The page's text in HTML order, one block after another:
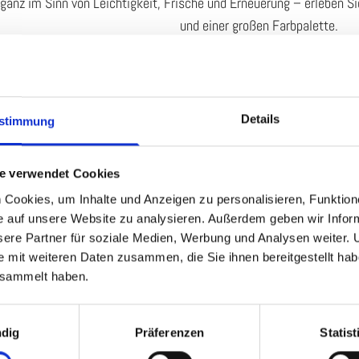
Details
verwendet Cookies
Cookies, um Inhalte und Anzeigen zu personalisieren,
auf unsere Website zu analysieren. Außerdem geben wir
Partner für soziale Medien, Werbung und Analysen weiter.
mit weiteren Daten zusammen, die Sie ihnen bereitgestellt
haben.
Präferenzen
und einer großen Farbpalette.
besonderes Lieblingsstück – kommen Sie doch vorbei,
der Marken KEDZIOREK, KHEI, BITTE KAI RAND und MASAI –
Outfit perkfekt!
Wir freu­en uns auf Sie!